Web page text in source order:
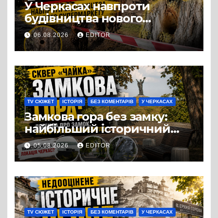
У Черкасах навпроти
будівництва нового
супермаркету VARUS на
проспекті Перемоги всохли
дерева. І це навряд чи
можна назвати
випадковістю
06.08.2026 EDITOR
TV СЮЖЕТ ІСТОРІЯ БЕЗ КОМЕНТАРІВ У ЧЕРКАСАХ
Замкова гора без замку:
найбільший історичний
міф Черкас
05.08.2026 EDITOR
TV СЮЖЕТ ІСТОРІЯ БЕЗ КОМЕНТАРІВ У ЧЕРКАСАХ